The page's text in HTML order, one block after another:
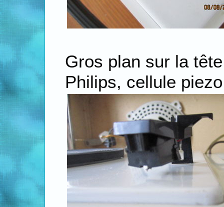
Gros plan sur la
Philips, cellule piezo